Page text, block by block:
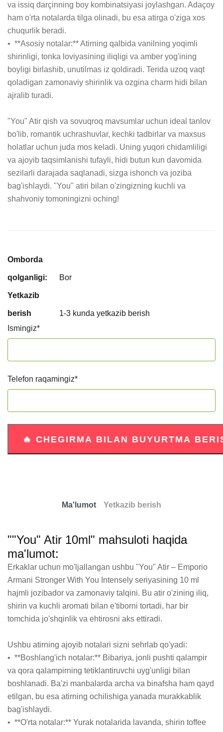
va issiq darçinning boy kombinatsiyasi joylashgan. Adaçoy
ham o'rta notalarda tilga olinadi, bu esa atirga o'ziga xos
chuqurlik beradi.
•  **Asosiy notalar:** Atirning qalbida vanilning yoqimli
shirinligi, tonka loviyasining iliqligi va amber yog'ining
boyligi birlashib, unutilmas iz qoldiradi. Terida uzoq vaqt
qoladigan zamonaviy shirinlik va ozgina charm hidi bilan
ajralib turadi.
"You" Atir qish va sovuqroq mavsumlar uchun ideal tanlov
bo'lib, romantik uchrashuvlar, kechki tadbirlar va maxsus
holatlar uchun juda mos keladi. Uning yuqori chidamliligi
va ajoyib taqsimlanishi tufayli, hidi butun kun davomida
sezilarli darajada saqlanadi, sizga ishonch va joziba
bag'ishlaydi. "You" atiri bilan o'zingizning kuchli va
shahvoniy tomoningizni oching!
Omborda
qolganligi: Bor
Yetkazib
berish
1-3 kunda yetkazib berish
Ismingiz*
Telefon raqamingiz*
Ma'lumot Yetkazib berish
""You" Atir 10ml" mahsuloti haqida
ma'lumot:
Erkaklar uchun mo'ljallangan ushbu "You" Atir – Emporio
Armani Stronger With You Intensely seriyasining 10 ml
hajmli jozibador va zamonaviy talqini. Bu atir o'zining iliq,
shirin va kuchli aromati bilan e'tiborni tortadi, har bir
tomchida jo'shqinlik va ehtirosni aks ettiradi.
Ushbu atirning ajoyib notalari sizni sehrlab qo'yadi:
•  **Boshlang'ich notalar:** Bibariya, jonli pushti qalampir
va qora qalampirning tetiklantiruvchi uyg'unligi bilan
boshlanadi. Ba'zi manbalarda archa va binafsha ham qayd
etilgan, bu esa atirning ochilishiga yanada murakkablik
bag'ishlaydi.
•  **O'rta notalar:** Yurak notalarida lavanda, shirin toffee